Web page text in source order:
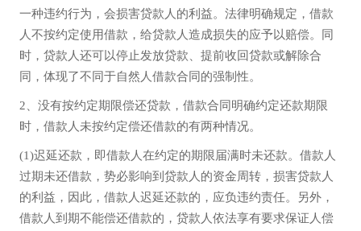
一种违约行为，会损害贷款人的利益。法律明确规定，借款
人不按约定使用借款，给贷款人造成损失的应予以赔偿。同
时，贷款人还可以停止发放贷款、提前收回贷款或解除合
同，体现了不同于自然人借款合同的强制性。
2、没有按约定期限偿还贷款，借款合同明确约定还款期限
时，借款人未按约定偿还借款的有两种情况。
(1)迟延还款，即借款人在约定的期限届满时未还款。借款人
过期未还借款，势必影响到贷款人的资金周转，损害贷款人
的利益，因此，借款人迟延还款的，应负违约责任。另外，
借款人到期不能偿还借款的，贷款人依法享有要求保证人偿